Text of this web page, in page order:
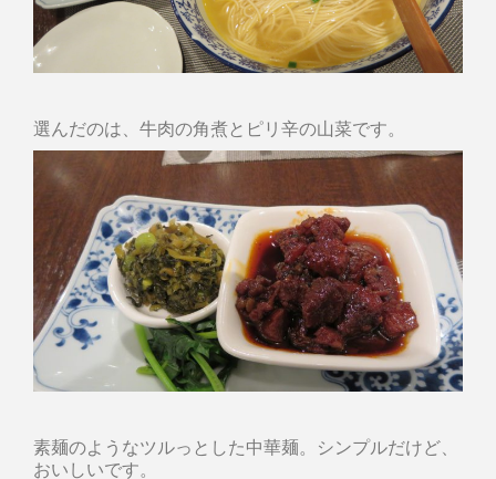
選んだのは、牛肉の角煮とピリ辛の山菜です。
素麺のようなツルっとした中華麺。シンプルだけど、
おいしいです。